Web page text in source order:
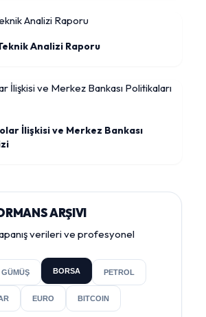
Analizi Raporu
İlişkisi ve Merkez Bankası
ARŞIVI
verileri ve profesyonel
GÜMÜŞ BORSA PETROL
EURO BITCOIN